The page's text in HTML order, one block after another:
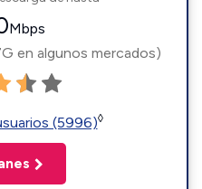
Mbps
en algunos mercados)
(5996)◊